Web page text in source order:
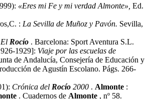
«Eres mi Fe y mi verdad Almonte», Ed.
: La Sevilla de Muñoz y Pavón. Sevilla,
El Rocío . Barcelona: Sport Aventura S.L.
1929]: Viaje por las escuelas de
de Andalucía, Consejería de Educación y
de Agustín Escolano. Págs. 266-
Crónica del Rocío 2000 . Almonte :
. Cuadernos de Almonte , nº 58.